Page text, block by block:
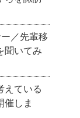
／先輩移
聞いてみ
えている
催しま